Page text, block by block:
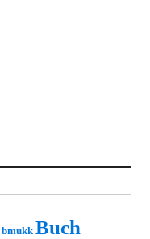
bmukk Buch